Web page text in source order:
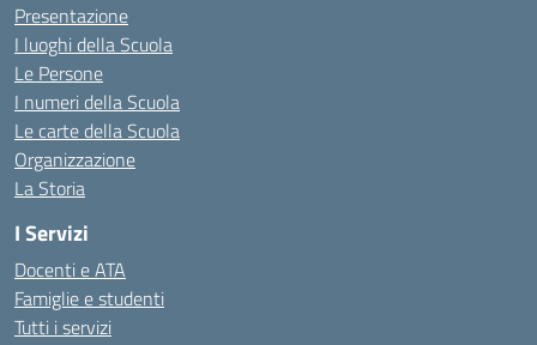
Presentazione
I luoghi della Scuola
Le Persone
I numeri della Scuola
Le carte della Scuola
Organizzazione
La Storia
I Servizi
Docenti e ATA
Famiglie e studenti
Tutti i servizi